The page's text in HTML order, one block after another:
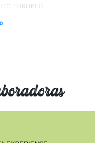
EUROPEO